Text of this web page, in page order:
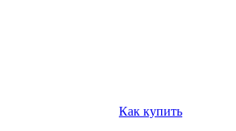
Как купить